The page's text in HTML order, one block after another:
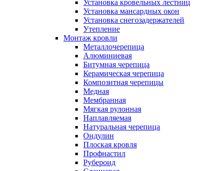
Установка кровельных лестниц
Установка мансардных окон
Установка снегозадержателей
Утепление
Монтаж кровли
Металлочерепица
Алюминиевая
Битумная черепица
Керамическая черепица
Композитная черепицы
Медная
Мембранная
Мягкая рулонная
Наплавляемая
Натуральная черепица
Ондулин
Плоская кровля
Профнастил
Рубероид